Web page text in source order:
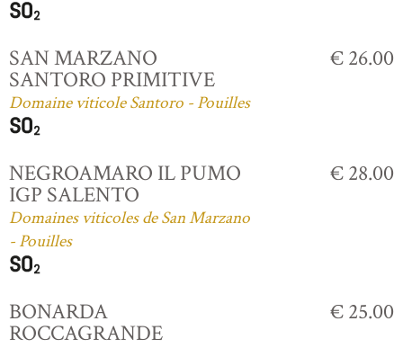
SAN MARZANO
SANTORO PRIMITIVE
Domaine viticole Santoro - Pouilles
€ 26.00
NEGROAMARO IL PUMO
IGP SALENTO
Domaines viticoles de San Marzano
- Pouilles
€ 28.00
BONARDA
ROCCAGRANDE
€ 25.00